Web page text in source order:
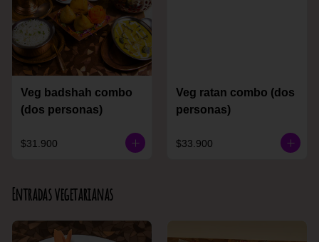
Veg badshah combo
(dos personas)
$31.900
Veg ratan combo (dos
personas)
$33.900
Entradas vegetarianas